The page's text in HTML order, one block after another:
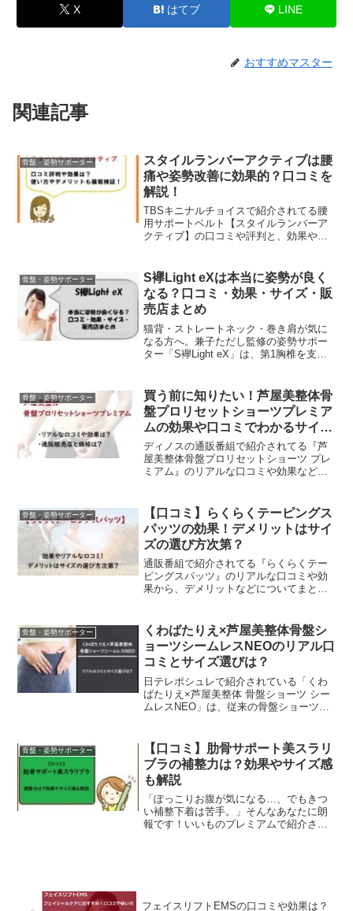
X はてブ LINE
おすすめマスター
関連記事
骨盤・姿勢サポーター
スタイルランバーアクティブは腰
痛や姿勢改善に効果的？口コミを
解説！
TBSキニナルチョイスで紹介されてる腰
用サポートベルト【スタイルランバーア
クティブ】の口コミや評判と、効果やメ
とかなり目立ってしまう上に、ズレやす
く、夏は蒸れやすいなど...
骨盤・姿勢サポーター
S襷Light eXは本当に姿勢が良く
なる？口コミ・効果・サイズ・販
売店まとめ
猫背・ストレートネック・巻き肩が気に
なる方へ。兼子ただし監修の姿勢サポー
ター「S襷Light eX」は、第1胸椎を支え
選び・どんな人におすすめか情報まで徹
底解説。【2025年最新】
骨盤・姿勢サポーター
買う前に知りたい！芦屋美整体骨
盤プロリセットショーツプレミア
ムの効果や口コミでわかるサイズ
選びのコツとデメリット【ディノ
ス】
ディノスの通販番組で紹介されてる『芦
屋美整体骨盤プロリセットショーツ プレ
ミアム』のリアルな口コミや効果などを
リーズ最強モデル！芦屋美整体は、これ
までにもいろいろな補...
骨盤・姿勢サポーター
【口コミ】らくらくテーピングス
パッツの効果！デメリットはサイ
ズの選び方次第？
通販番組で紹介されてる『らくらくテー
ピングスパッツ』のリアルな口コミや効
果から、デメリットなどについてまとめ
盤まわり、股関節まわり、太もも前面に
もテーピングラインをほど...
骨盤・姿勢サポーター
くわばたりえ×芦屋美整体骨盤シ
ョーツシームレスNEOのリアル口
コミとサイズ選びは？
日テレポシュレで紹介されている「くわ
ばたりえ×芦屋美整体 骨盤ショーツ シー
ムレスNEO」は、従来の骨盤ショーツと
先生監修のもと、芦屋美整体のノウハウ
を活かした設計で、...
骨盤・姿勢サポーター
【口コミ】肋骨サポート美スラリ
ブラの補整力は？効果やサイズ感
も解説
「ぽっこりお腹が気になる…、でもきつ
い補整下着は苦手。」そんなあなたに朗
報です！いいものプレミアムで紹介され
フェイスリフトEMSの口コミや効果は？